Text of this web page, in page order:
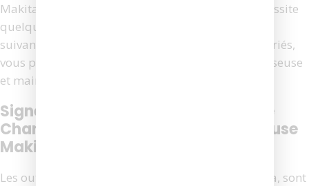
Makita est une tâche relativement simple qui nécessite
quelques outils de base et un peu de patience. En
suivant ces étapes et en utilisant les outils appropriés,
vous pouvez prolonger la durée de vie de votre visseuse
et maintenir son efficacité.
Signes Indiquant Qu’il Est Temps De
Changer Le Charbon De Votre Visseuse
Makita
Les outils électriques, tels que les visseuses Makita, sont